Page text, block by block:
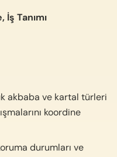
Tanımı
akbaba ve kartal türleri
koordine
durumları ve